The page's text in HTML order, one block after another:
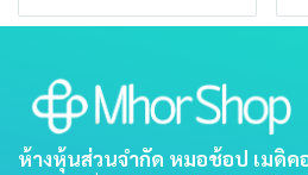
ห้างหุ้นส่วนจำกัด หมอช้อป เมดิค